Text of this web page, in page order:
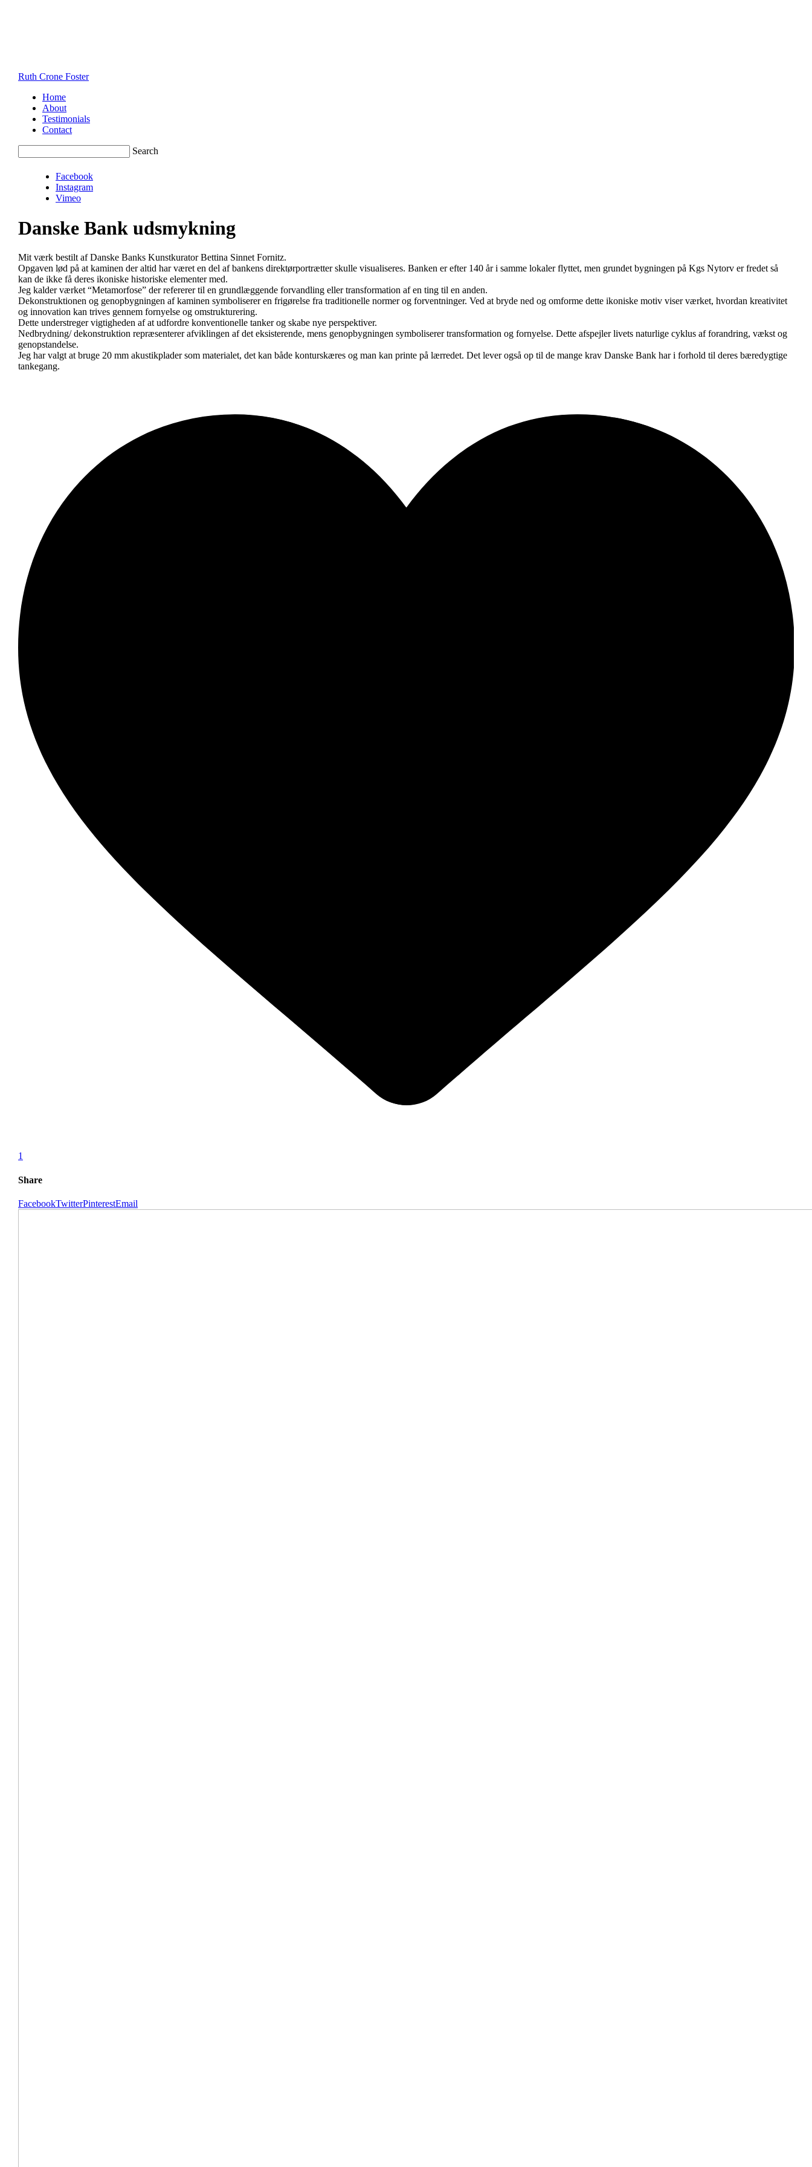
Ruth Crone Foster
Home
About
Testimonials
Contact
Search
Facebook
Instagram
Vimeo
Danske Bank udsmykning
Mit værk bestilt af Danske Banks Kunstkurator Bettina Sinnet Fornitz.
Opgaven lød på at kaminen der altid har været en del af bankens direktørportrætter skulle visualiseres. Banken er efter 140 år i samme lokaler flyttet, men grundet bygningen på Kgs Nytorv er fredet så
kan de ikke få deres ikoniske historiske elementer med.
Jeg kalder værket “Metamorfose” der refererer til en grundlæggende forvandling eller transformation af en ting til en anden.
Dekonstruktionen og genopbygningen af kaminen symboliserer en frigørelse fra traditionelle normer og forventninger. Ved at bryde ned og omforme dette ikoniske motiv viser værket, hvordan kreativitet
og innovation kan trives gennem fornyelse og omstrukturering.
Dette understreger vigtigheden af at udfordre konventionelle tanker og skabe nye perspektiver.
Nedbrydning/ dekonstruktion repræsenterer afviklingen af det eksisterende, mens genopbygningen symboliserer transformation og fornyelse. Dette afspejler livets naturlige cyklus af forandring, vækst og
genopstandelse.
Jeg har valgt at bruge 20 mm akustikplader som materialet, det kan både konturskæres og man kan printe på lærredet. Det lever også op til de mange krav Danske Bank har i forhold til deres bæredygtige
tankegang.
1
Share
FacebookTwitterPinterestEmail